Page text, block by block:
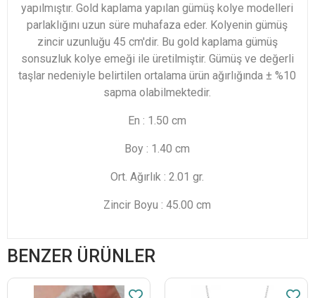
yapılmıştır. Gold kaplama yapılan gümüş kolye modelleri
parlaklığını uzun süre muhafaza eder. Kolyenin gümüş
zincir uzunluğu 45 cm'dir. Bu gold kaplama gümüş
sonsuzluk kolye emeği ile üretilmiştir. Gümüş ve değerli
taşlar nedeniyle belirtilen ortalama ürün ağırlığında ± %10
sapma olabilmektedir.
En : 1.50 cm
Boy : 1.40 cm
Ort. Ağırlık : 2.01 gr.
Zincir Boyu : 45.00 cm
BENZER ÜRÜNLER